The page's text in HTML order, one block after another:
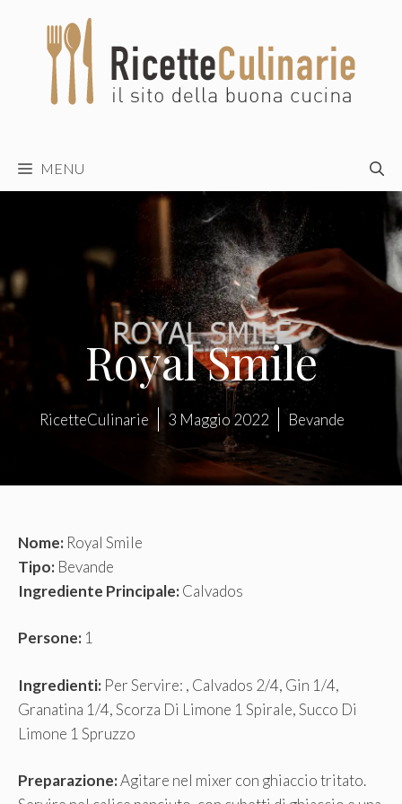
contenuto
MENU
Royal Smile
RicetteCulinarie 3 Maggio 2022 Bevande
Nome: Royal Smile
Tipo: Bevande
Ingrediente Principale:Calvados
Persone: 1
Ingredienti: Per Servire: , Calvados 2/4, Gin 1/4,
Granatina 1/4, Scorza Di Limone 1 Spirale, Succo Di
Limone 1 Spruzzo
Preparazione:Agitare nel mixer con ghiaccio tritato.